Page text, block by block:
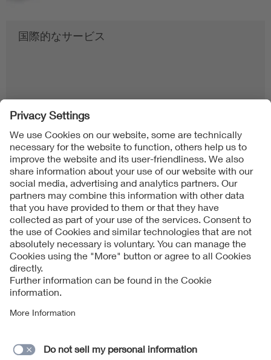
国際的なサービス
Follow us on
Imprint + Liability
Cookies Notice